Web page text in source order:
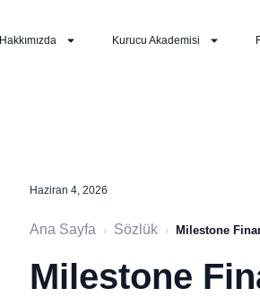
Hakkımızda Kurucu Akademisi
Haziran 4, 2026
Ana Sayfa › Sözlük › Milestone
Milestone